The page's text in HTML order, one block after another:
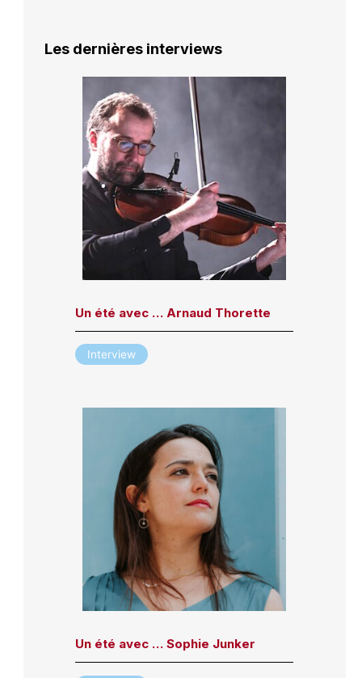
Les dernières interviews
Un été avec … Arnaud Thorette
Interview
Un été avec … Sophie Junker